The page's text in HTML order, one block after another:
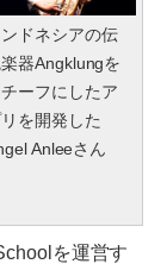
ドネシアの伝
器Angklungを
ーフにしたア
を開発した
Anleeさん
を運営す